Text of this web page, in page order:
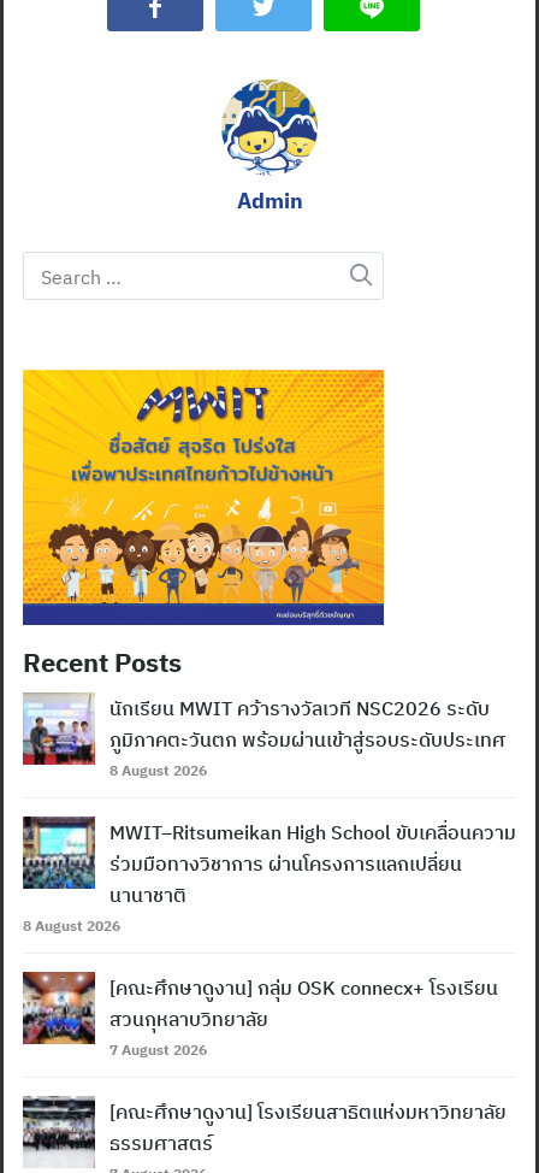
Admin
Search
for:
Recent Posts
นักเรียน MWIT คว้ารางวัลเวที NSC2026 ระดับ
ภูมิภาคตะวันตก พร้อมผ่านเข้าสู่รอบระดับประเทศ
8 August 2026
MWIT–Ritsumeikan High School ขับเคลื่อนความ
ร่วมมือทางวิชาการ ผ่านโครงการแลกเปลี่ยน
นานาชาติ
8 August 2026
[คณะศึกษาดูงาน] กลุ่ม OSK connecx+ โรงเรียน
สวนกุหลาบวิทยาลัย
7 August 2026
[คณะศึกษาดูงาน] โรงเรียนสาธิตแห่งมหาวิทยาลัย
ธรรมศาสตร์